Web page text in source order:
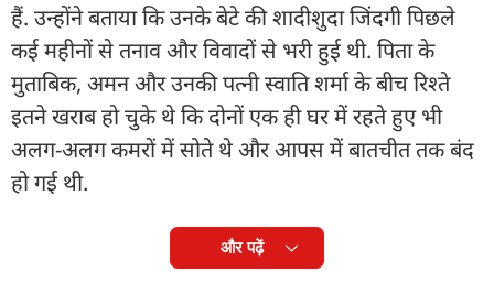
हैं. उन्होंने बताया कि उनके बेटे की शादीशुदा जिंदगी पिछले
कई महीनों से तनाव और विवादों से भरी हुई थी. पिता के
मुताबिक, अमन और उनकी पत्नी स्वाति शर्मा के बीच रिश्ते
इतने खराब हो चुके थे कि दोनों एक ही घर में रहते हुए भी
अलग-अलग कमरों में सोते थे और आपस में बातचीत तक बंद
हो गई थी.
और पढ़ें